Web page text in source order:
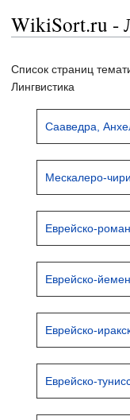
WikiSort.ru -
Список страниц
Лингвистика
Сааведра,
Мескалеро-
Еврейско-
Еврейско-
Еврейско-
Еврейско-